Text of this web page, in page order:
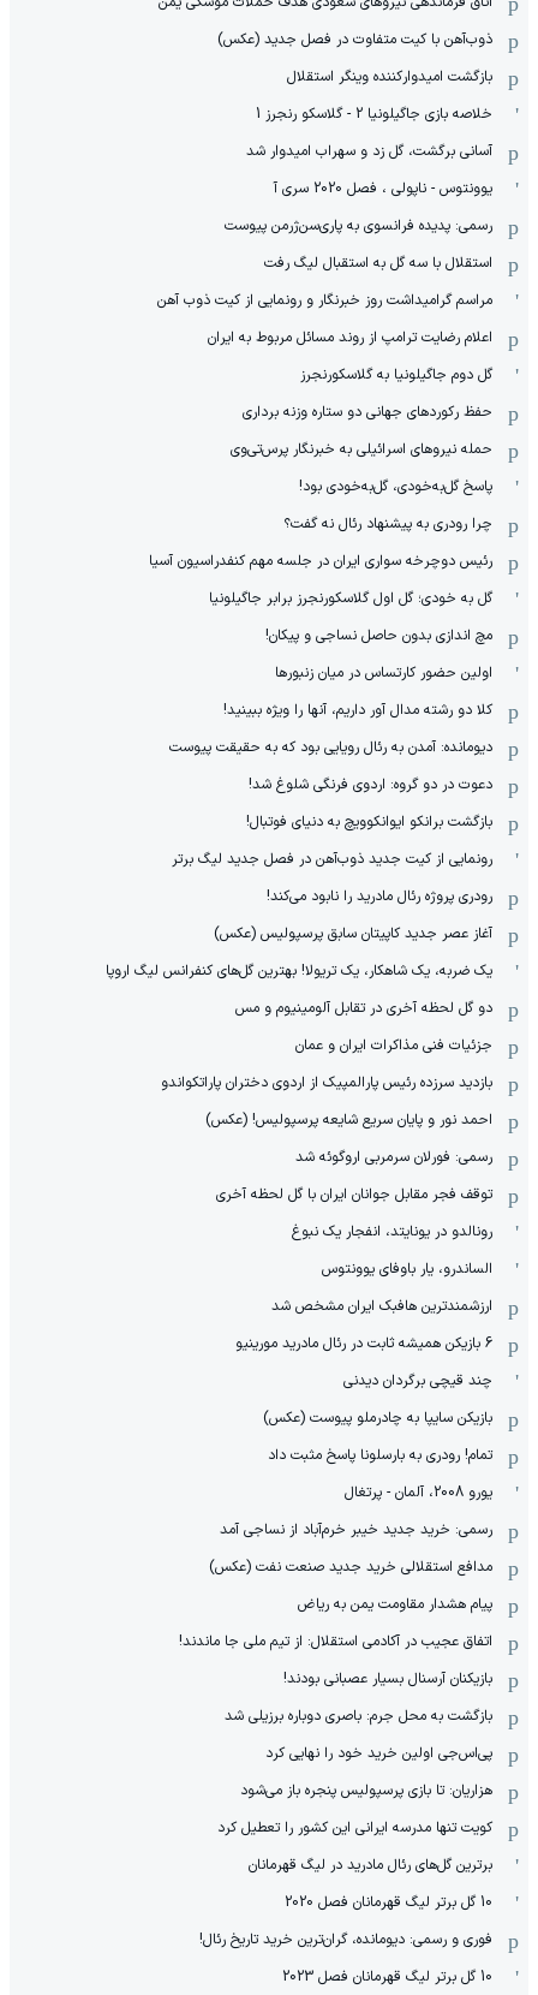
ذوب‌آهن با کیت متفاوت در فصل جدید (عکس)
بازگشت امیدوارکننده وینگر استقلال
خلاصه بازی جاگیلونیا 2 - گلاسکو رنجرز 1
آسانی برگشت، گل زد و سهراب امیدوار شد
یوونتوس - ناپولی ، فصل 2020 سری آ
رسمی: پدیده فرانسوی به پاری‌سن‌ژرمن پیوست
استقلال با سه گل به استقبال لیگ رفت
مراسم گرامیداشت روز خبرنگار و رونمایی از کیت ذوب آهن
اعلام رضایت ترامپ از روند مسائل مربوط به ایران
گل دوم جاگیلونیا به گلاسکورنجرز
حفظ رکوردهای جهانی دو ستاره وزنه برداری
حمله نیروهای اسرائیلی به خبرنگار پرس‌تی‌وی
پاسخ گل‌به‌خودی، گل‌به‌خودی بود!
چرا رودری به پیشنهاد رئال نه گفت؟
رئیس دوچرخه سواری ایران در جلسه مهم کنفدراسیون آسیا
گل به خودی؛ گل اول گلاسکورنجرز برابر جاگیلونیا
مچ اندازی بدون حاصل نساجی و پیکان!
اولین حضور کارتساس در میان زنبورها
کلا دو‌ رشته مدال آور داریم، آنها را ویژه ببینید!
دیومانده: آمدن به رئال رویایی بود که به حقیقت پیوست
دعوت در دو گروه: اردوی فرنگی شلوغ شد!
بازگشت برانکو ایوانکوویچ به دنیای فوتبال!
رونمایی از کیت جدید ذوب‌آهن در فصل جدید لیگ برتر
رودری پروژه رئال مادرید را نابود می‌کند!
آغاز عصر جدید کاپیتان سابق پرسپولیس (عکس)
یک ضربه، یک شاهکار، یک تریولا! بهترین گل‌های کنفرانس لیگ اروپا
دو گل لحظه آخری در تقابل آلومینیوم و مس
جزئیات فنی مذاکرات ایران و عمان
بازدید سرزده رئیس پارالمپیک از اردوی دختران پاراتکواندو
احمد نور و پایان سریع شایعه پرسپولیس! (عکس)
رسمی: فورلان سرمربی اروگوئه شد
توقف فجر مقابل جوانان ایران با گل لحظه آخری
رونالدو در یونایتد، انفجار یک نبوغ
الساندرو، یار باوفای یوونتوس
ارزشمندترین هافبک ایران مشخص شد
6 بازیکن همیشه ثابت در رئال مادرید مورینیو
چند قیچی برگردان دیدنی
بازیکن سایپا به چادرملو پیوست (عکس)
تمام! رودری به بارسلونا پاسخ مثبت داد
یورو 2008، آلمان - پرتغال
رسمی: خرید جدید خیبر خرم‌آباد از نساجی آمد
مدافع استقلالی خرید جدید صنعت نفت (عکس)
پیام هشدار مقاومت یمن به ریاض
اتفاق عجیب در آکادمی استقلال: از تیم ملی جا ماندند!
بازیکنان آرسنال بسیار عصبانی بودند!
بازگشت به محل جرم: باصری دوباره برزیلی شد
پی‌اس‌جی اولین خرید خود را نهایی کرد
هزاریان: تا بازی پرسپولیس پنجره باز می‌شود
کویت تنها مدرسه ایرانی این کشور را تعطیل کرد
برترین گل‌های رئال مادرید در لیگ قهرمانان
10 گل برتر لیگ قهرمانان فصل 2020
فوری و رسمی: دیومانده، گران‌ترین خرید تاریخ رئال!
10 گل برتر لیگ قهرمانان فصل 2023